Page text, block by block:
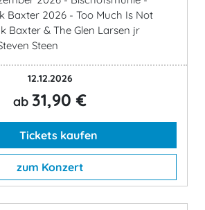
Baxter 2026 - Too Much Is Not
Baxter & The Glen Larsen jr
Steen
12.12.2026
ab 31,90 €
Tickets kaufen
zum Konzert